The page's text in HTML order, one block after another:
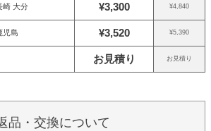
崎 大分 ¥3,300 ¥4,840
児島 ¥3,520 ¥5,390
お見積り お見積り
品・交換について